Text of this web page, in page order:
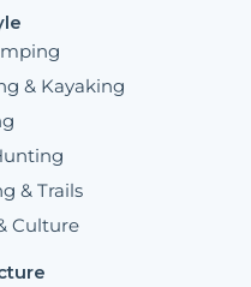
& Kayaking
& Trails
Culture